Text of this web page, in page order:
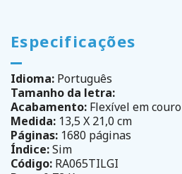
Especificações
Idioma: Português
Tamanho da letra:
Acabamento: Flexível em couro
Medida: 13,5 X 21,0 cm
Páginas: 1680 páginas
Índice:Sim
Código: RA065TILGI